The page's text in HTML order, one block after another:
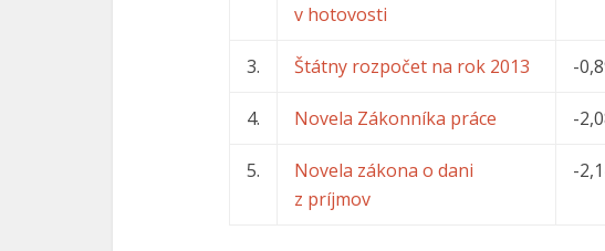
v hotovosti
3. Štátny rozpočet na rok 2013 -
4. Novela Zákonníka práce -
5.
Novela zákona o dani
z príjmov
-